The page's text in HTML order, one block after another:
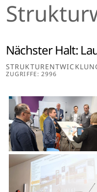
Nächster Halt:
ZUGRIFFE: 2996